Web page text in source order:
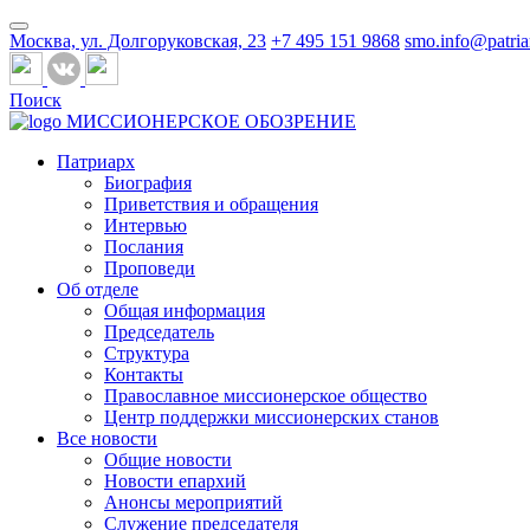
Москва, ул. Долгоруковская, 23 +7 495 151 9868
Поиск
МИССИОНЕРСКОЕ ОБОЗРЕНИЕ
Патриарх
Биография
Приветствия и обращения
Интервью
Послания
Проповеди
Об отделе
Общая информация
Председатель
Структура
Контакты
Православное миссионерское общество
Центр поддержки миссионерских станов
Все новости
Общие новости
Новости епархий
Анонсы мероприятий
Служение председателя